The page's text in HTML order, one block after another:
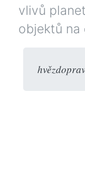
vlivů
objektů na